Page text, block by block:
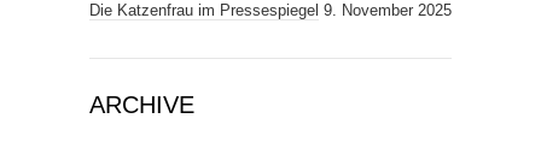
Die Katzenfrau im Pressespiegel 9. November 2025
ARCHIVE